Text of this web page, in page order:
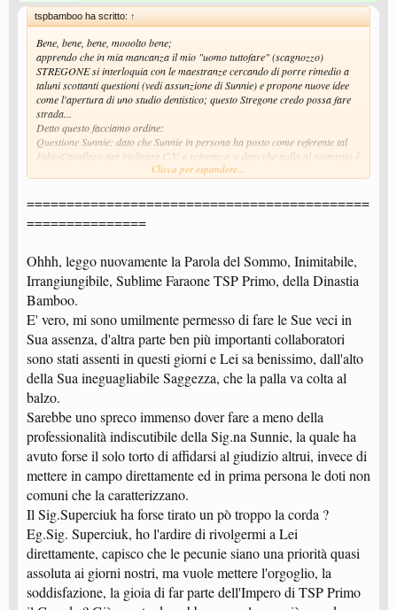
tspbamboo ha scritto: ↑
Bene, bene, bene, mooolto bene;
apprendo che in mia mancanza il mio "uomo tuttofare" (scagnozzo)
STREGONE si interloquia con le maestranze cercando di porre rimedio a
taluni scottanti questioni (vedi assunzione di Sunnie) e propone nuove idee
come l'apertura di uno studio dentistico; questo Stregone credo possa fare
strada...
Detto questo facciamo ordine:
Questione Sunnie: dato che Sunnie in persona ha posto come referente tal
FabioCavallaro per inoltrare C.V. e referenze, e dato che nulla al momento è
giunto alla mia attenzione, non posso assumere a scatola chiusa una
assumere la promettente Sunnie.
(calcisticamente parlando)... caro il mio Hard, con lei ricordo tempo fa delle
"scaramuccie" per i colori che ammaliano i nostri cuori; assumere uno
Juventino così dichiarato per la mia fede calcistica potrebbe risultare
incongruo, però a tutto c'è un però... assumendola potrei dare un immagine
forte alla mia persona, di colui che va oltre certi pregiudizi, e che non
interpone nulla al cospetto delle proprie attività; questo mio comportamento
ptrebbe avere dei forti benefici sulla mia popolarità e di conseguenza sulle
attività da me gestite. Non nascondo che la paga base non sarà proprio quel
granchè ma per uno scolaro, tutto fa brodo!
Questione SUPERCIUK: la persona ha caratteristiche tali da poter
ricoprire ruoli importanti nell'azienda che vado a creare, ma credo, anzi ne
sono fermamente convinto che lavorare per la TSP Holding Group deve
essere motivo di soddisfazione e di prestigio personale, e non di mera
retribuzione;
Clicca per espandere...
===========================================
===============
Ohhh, leggo nuovamente la Parola del Sommo, Inimitabile,
Irrangiungibile, Sublime Faraone TSP Primo, della Dinastia
Bamboo.
E' vero, mi sono umilmente permesso di fare le Sue veci in
Sua assenza, d'altra parte ben più importanti collaboratori
sono stati assenti in questi giorni e Lei sa benissimo, dall'alto
della Sua ineguagliabile Saggezza, che la palla va colta al
balzo.
Sarebbe uno spreco immenso dover fare a meno della
professionalità indiscutibile della Sig.na Sunnie, la quale ha
avuto forse il solo torto di affidarsi al giudizio altrui, invece di
mettere in campo direttamente ed in prima persona le doti non
comuni che la caratterizzano.
Il Sig.Superciuk ha forse tirato un pò troppo la corda ?
Eg.Sig. Superciuk, ho l'ardire di rivolgermi a Lei
direttamente, capisco che le pecunie siano una priorità quasi
assoluta ai giorni nostri, ma vuole mettere l'orgoglio, la
soddisfazione, la gioia di far parte dell'Impero di TSP Primo